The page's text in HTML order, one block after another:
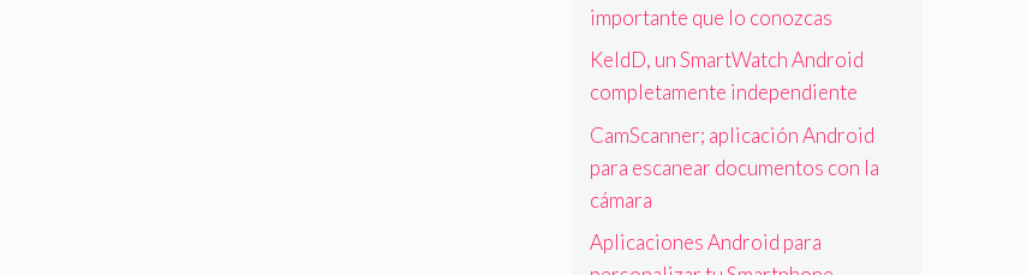
importante que lo conozcas
KeldD, un SmartWatch Android
completamente independiente
CamScanner; aplicación Android
para escanear documentos con la
cámara
Aplicaciones Android para